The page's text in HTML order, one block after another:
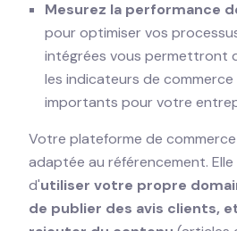
Mesurez la performance
pour optimiser vos
intégrées vous permettront
les indicateurs de
importants pour votre
Votre plateforme de
adaptée au référencement.
d'utiliser votre propre
de publier des avis clients,